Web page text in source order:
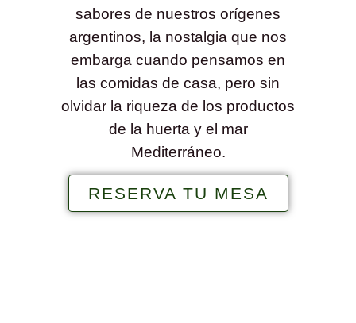
sabores de nuestros orígenes
argentinos, la nostalgia que nos
embarga cuando pensamos en
las comidas de casa, pero sin
olvidar la riqueza de los productos
de la huerta y el mar
Mediterráneo.
RESERVA TU MESA